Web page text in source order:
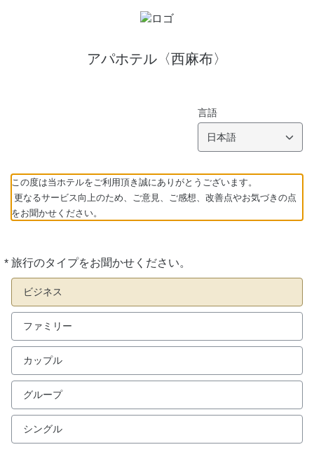
アパホテル〈西麻布〉
言語
日本語
この度は当ホテルをご利用頂き誠にありがとうございます。
更なるサービス向上のため、ご意見、ご感想、改善点やお気づきの点
をお聞かせください。
* 旅行のタイプをお聞かせください。
必
須
ビジネス
ファミリー
カップル
グループ
シングル